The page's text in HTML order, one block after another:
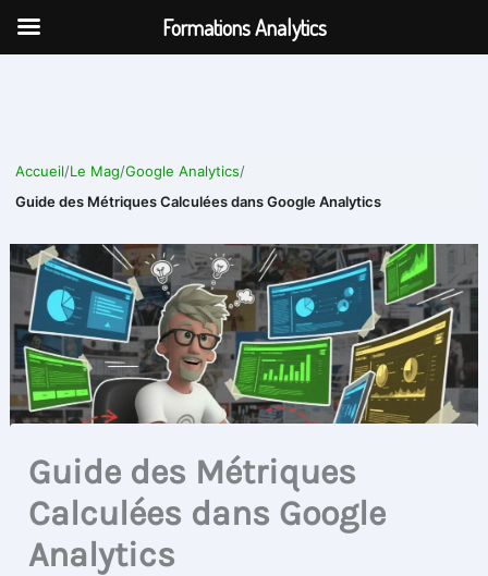
Aller
Accueil/Le Mag/Google Analytics/
Guide des Métriques Calculées dans Google Analytics
Guide des Métriques
Calculées dans Google
Analytics
Formations Analytics